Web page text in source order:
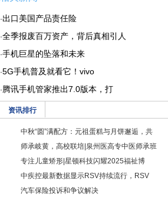
·出口美国产品责任险
·全季报废百万资产，背后真相引人
·手机巨星的坠落和未来
·5G手机普及就看它！vivo
· 腾讯手机管家推出7.0版本，打
资讯排行
中秋“圆”满配方：元祖蛋糕与月饼邂逅，共
师承岐黄，高校联培|泉州医高专中医师承班
专注儿童矫形|星顿科技闪耀2025福祉博
中疾控最新数据显示RSV持续流行，RSV
汽车保险投诉和争议解决